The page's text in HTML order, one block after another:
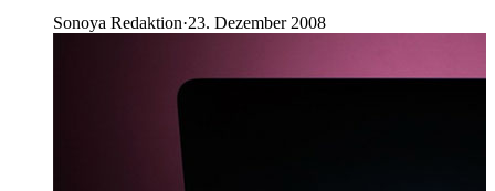
Sonoya Redaktion·23. Dezember 2008